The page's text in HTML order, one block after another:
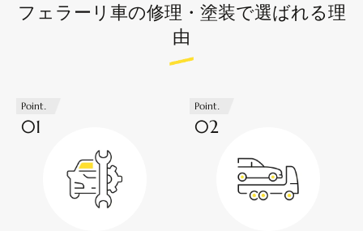
フェラーリ車の修理・塗装で選ばれる理
由
Point.
01
Point.
02